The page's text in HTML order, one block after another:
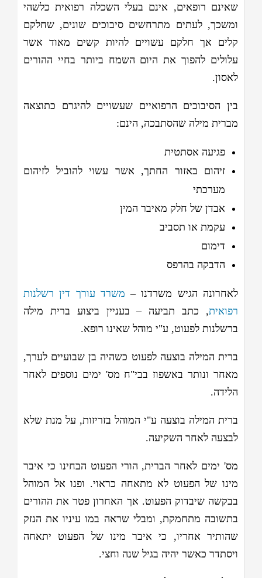
שאינם רופאים, אינם בעלי השכלה רפואית כלשהי
ומשכך, לעתים מתרחשים סיבוכים שונים, שחלקם
קלים אך חלקם עשויים להיות קשים מאוד אשר
עלולים להפוך את היום השמח ביותר בחיי ההורים
לאסון.
בין הסיבוכים הרפואיים שעשויים להיגרם כתוצאה
מברית מילה שהסתבכה, הינם:
פגיעה אסתטית
זיהום באזור החתך, אשר עשוי להוביל לזיהום
מערכתי
אבדן של חלק מאיבר המין
עקמת או תסביב
דימום
הדבקה בהרפס
לאחרונה הגיש משרדנו – משרד עורך דין רשלנות
רפואית, כתב תביעה – בעניין ביצוע ברית מילה
ברשלנות לפעוט, ע"י מוהל שאינו רופא.
ברית המילה בוצעה לפעוט כשהיה בן שבועיים לערך,
מאחר ונותר באשפוז בבי"ח מס' ימים נוספים לאחר
הלידה.
ברית המילה בוצעה ע"י המוהל בזריזות, על מנת שלא
לבצעה לאחר השקיעה.
מס' ימים לאחר הברית, הורי הפעוט הבחינו כי איבר
מינו של הפעוט לא מתאחה כראוי. ופנו אל המוהל
בבקשה שיבדוק הפעוט. אך האחרון פטר את ההורים
בתשובה מתחמקת, ומבלי שראה במו עיניו את הנזק
שהותיר אחריו, כי איבר מינו של הפעוט יתאחה
ויסתדר כאשר יהיה בגיל שנה וחצי.